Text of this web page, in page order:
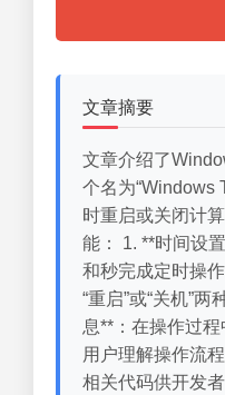
文章摘要
文章介绍了
个名为“Windows
时重启或关闭计
能： 1. **时间设
和秒完成定时操
“重启”或“关机”
息**：在操作过
用户理解操作流
相关代码供开发